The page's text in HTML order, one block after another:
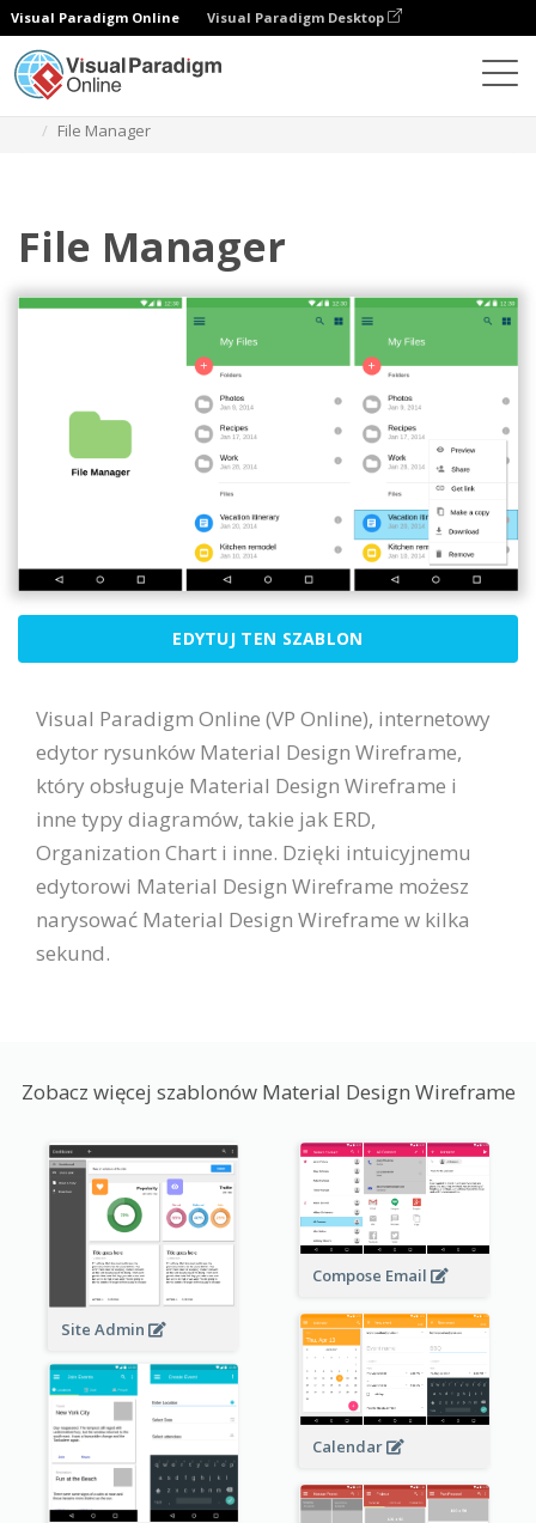
Visual Paradigm Online Visual Paradigm Desktop
File Manager
File Manager
EDYTUJ TEN SZABLON
Visual Paradigm Online (VP Online), internetowy
edytor rysunków Material Design Wireframe,
który obsługuje Material Design Wireframe i
inne typy diagramów, takie jak ERD,
Organization Chart i inne. Dzięki intuicyjnemu
edytorowi Material Design Wireframe możesz
narysować Material Design Wireframe w kilka
sekund.
Zobacz więcej szablonów Material Design Wireframe
Site Admin
Compose Email
Calendar